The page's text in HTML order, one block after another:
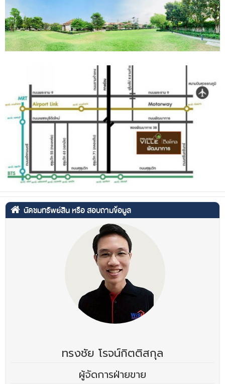
นัดชมทรัพย์สิน หรือ สอบถามข้อมูล
ทรงชัย โรจน์กิตติสกุล
ผู้จัดการฝ่ายขาย